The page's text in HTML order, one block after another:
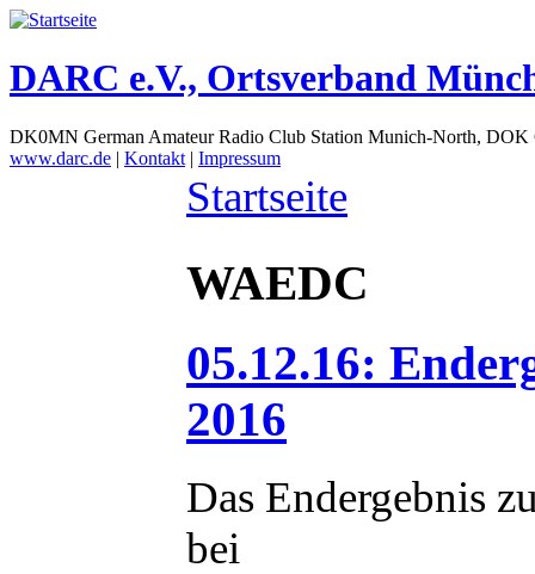
DARC e.V., Ortsverband
DK0MN German Amateur Radio Club Station Munich-North,
www.darc.de | Kontakt | Impressum
Startseite
WAEDC
05.12.16:
2016
Das Endergebnis
bei